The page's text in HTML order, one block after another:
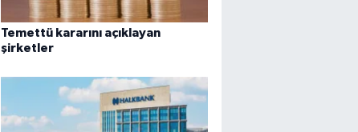
Temettü kararını açıklayan
şirketler